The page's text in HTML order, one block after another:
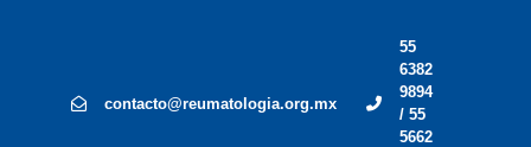
contacto@reumatologia.org.mx
55
6382
9894
/ 55
5662
Hospital General